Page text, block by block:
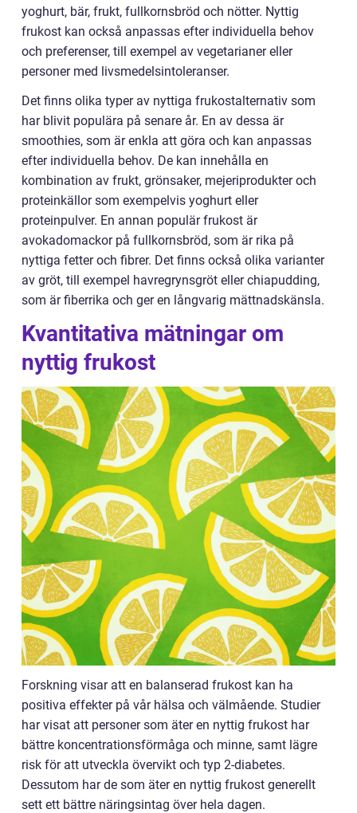
yoghurt, bär, frukt, fullkornsbröd och nötter. Nyttig
frukost kan också anpassas efter individuella behov
och preferenser, till exempel av vegetarianer eller
personer med livsmedelsintoleranser.
Det finns olika typer av nyttiga frukostalternativ som
har blivit populära på senare år. En av dessa är
smoothies, som är enkla att göra och kan anpassas
efter individuella behov. De kan innehålla en
kombination av frukt, grönsaker, mejeriprodukter och
proteinkällor som exempelvis yoghurt eller
proteinpulver. En annan populär frukost är
avokadomackor på fullkornsbröd, som är rika på
nyttiga fetter och fibrer. Det finns också olika varianter
av gröt, till exempel havregrynsgröt eller chiapudding,
som är fiberrika och ger en långvarig mättnadskänsla.
Kvantitativa mätningar om
nyttig frukost
Forskning visar att en balanserad frukost kan ha
positiva effekter på vår hälsa och välmående. Studier
har visat att personer som äter en nyttig frukost har
bättre koncentrationsförmåga och minne, samt lägre
risk för att utveckla övervikt och typ 2-diabetes.
Dessutom har de som äter en nyttig frukost generellt
sett ett bättre näringsintag över hela dagen.